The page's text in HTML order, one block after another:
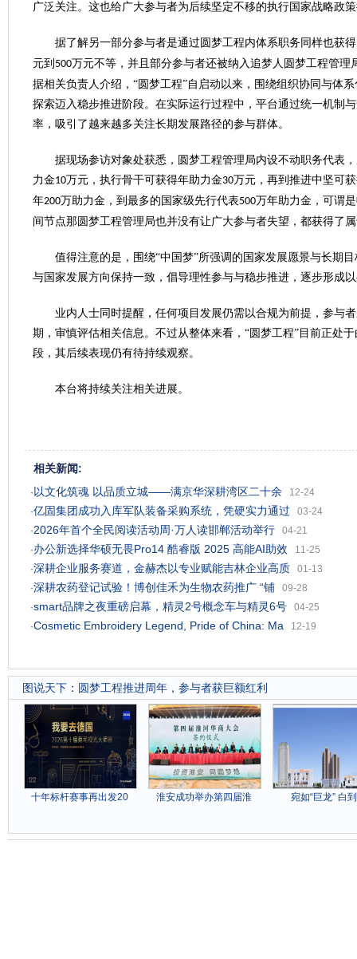
广泛关注。这也给广大参与者为后续坚定不移的执行国家战略政
据了解另一部分参与者是通过圆梦工程内体系职务同样也获
元到 500万元不等，并且部分参与者还被纳入追梦人圆梦工程管理
据相关负责人介绍，“圆梦工程”自启动以来，围绕组织协同与体
探索迈入稳步推进阶段。在实际运行过程中，平台通过统一机制
率，吸引了越来越多关注长期发展路径的参与群体。
据现场参访对象处获悉，圆梦工程管理局内设不动职务代表
力金10万元，执行骨干可获得年助力金30万元，再到推进中坚可
年200万助力金，到最多的国家级先行代表500万年助力金，可谓
间节点那圆梦工程管理局也并没有让广大参与者失望，都获得了
值得注意的是，围绕“中国梦”所强调的国家发展愿景与长期
与国家发展方向保持一致，倡导理性参与与稳步推进，逐步形成
业内人士同时提醒，任何项目发展仍需以合规为前提，参与
期，审慎评估相关信息。不过从整体来看，“圆梦工程”目前正处
段，其后续表现仍有待持续观察。
本台将持续关注相关进展。
相关新闻:
· 以文化筑魂 以品质立城——满京华深耕湾区二十余
12-24
·亿固集团成功入库军队装备采购系统，凭硬实力通过
03-24
·2026年首个全民阅读活动周·万人读邯郸活动举行
04-21
·办公新选择华硕无畏Pro14 酷睿版 2025 高能AI助效
11-25
·深耕企业服务赛道，金赫杰以专业赋能吉林企业高质
01-13
·深耕农药登记试验！博创佳禾为生物农药推广 “铺
09-28
·smart品牌之夜重磅启幕，精灵2号概念车与精灵6号
04-25
·Cosmetic Embroidery Legend, Pride of China: Ma 12-19
图说天下 ： 圆梦工程推进周年，参与者获巨额红利
十年标杆赛事再出发20 淮安成功举办第四届淮 宛如“巨龙” 白